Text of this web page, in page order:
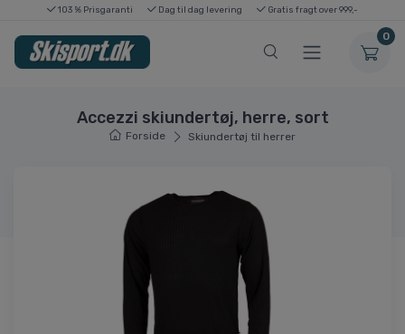
103 % Prisgaranti Dag til dag levering Gratis fragt over 999,-
0
Accezzi skiundertøj, herre, sort
Forside Skiundertøj til herrer